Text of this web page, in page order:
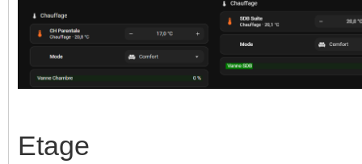
Etage